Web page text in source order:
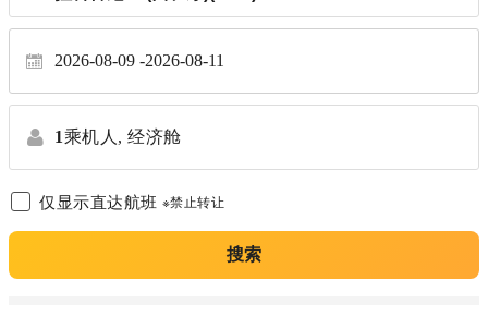
2026-08-09 2026-08-11
1乘机人, 经济舱
仅显示直达航班 ※禁止转让
搜索